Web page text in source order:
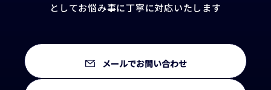
としてお悩み事に丁寧に対応いたします
メールでお問い合わせ